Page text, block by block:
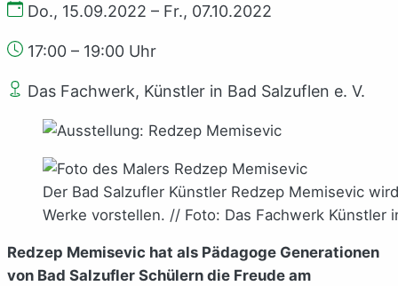
Do., 15.09.2022 – Fr., 07.10.2022
17:00 – 19:00 Uhr
Das Fachwerk, Künstler in Bad Salzuflen e. V.
Der Bad Salzufler Künstler Redzep Memisevic
Werke vorstellen. // Foto: Das Fachwerk Künstler
Redzep Memisevic hat als Pädagoge Generationen
von Bad Salzufler Schülern die Freude am